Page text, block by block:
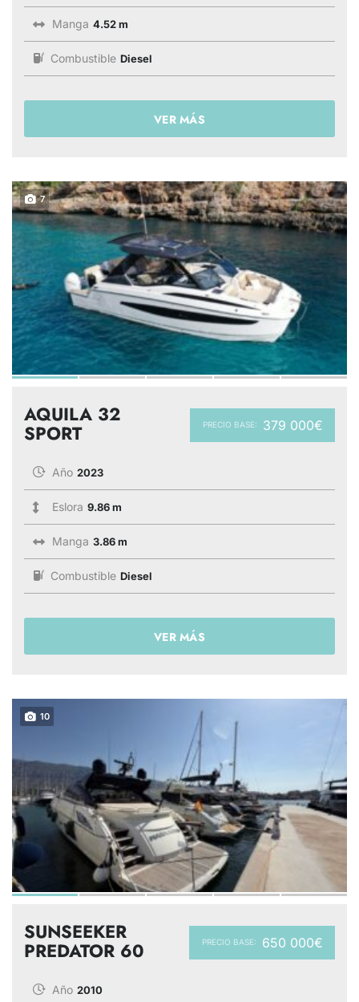
Manga 4.52 m
Combustible Diesel
VER MÁS
7
PRECIO BASE: 379 000€
AQUILA 32
SPORT
Año 2023
Eslora 9.86 m
Manga 3.86 m
Combustible Diesel
VER MÁS
10
PRECIO BASE: 650 000€
SUNSEEKER
PREDATOR 60
Año 2010